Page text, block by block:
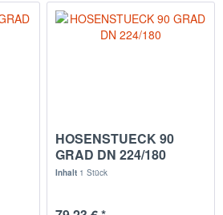
HOSENSTUECK 90
GRAD DN 224/180
Inhalt 1 Stück